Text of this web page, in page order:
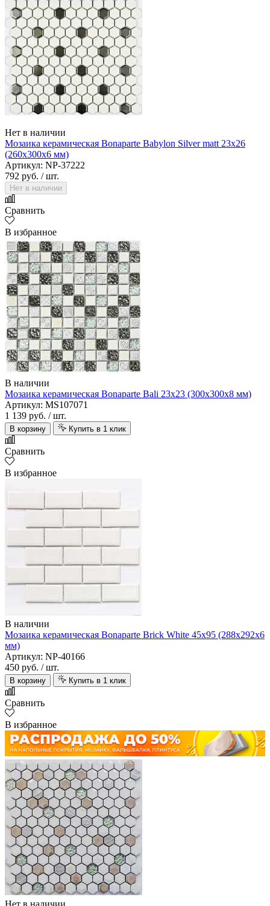
Нет в наличии
Мозаика керамическая Bonaparte Babylon Silver matt 23х26
(260х300х6 мм)
Артикул: NP-37222
792 руб. / шт.
Нет в наличии
Сравнить
В избранное
В наличии
Мозаика керамическая Bonaparte Bali 23х23 (300х300х8 мм)
Артикул: MS107071
1 139 руб. / шт.
В корзину Купить в 1 клик
Сравнить
В избранное
В наличии
Мозаика керамическая Bonaparte Brick White 45х95 (288х292х6
мм)
Артикул: NP-40166
450 руб. / шт.
В корзину Купить в 1 клик
Сравнить
В избранное
Нет в наличии